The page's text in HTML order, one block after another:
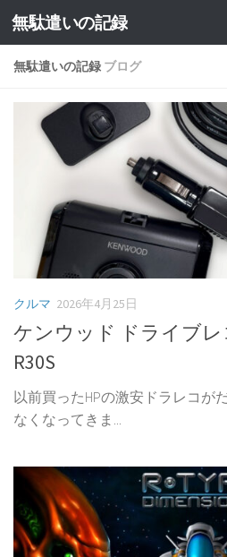
コンテンツへスキップ
無駄遣いの記録
無駄遣いの記録 ブログ
クルマ 2026年4月25日
ケンウッド ドライブレ
R30S
以前買ったHPの激安ドラレコが
なくなってきま...